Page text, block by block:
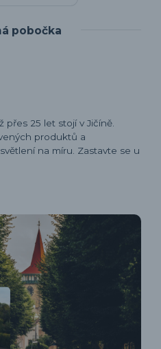
pobočka
přes 25 let stojí v Jičíně.
produktů a
na míru. Zastavte se u